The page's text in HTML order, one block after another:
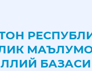
БАЗАСИ